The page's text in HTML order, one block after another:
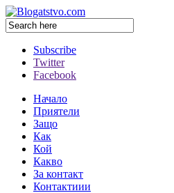
Subscribe
Twitter
Facebook
Начало
Приятели
Защо
Как
Кой
Какво
За контакт
Контактиии